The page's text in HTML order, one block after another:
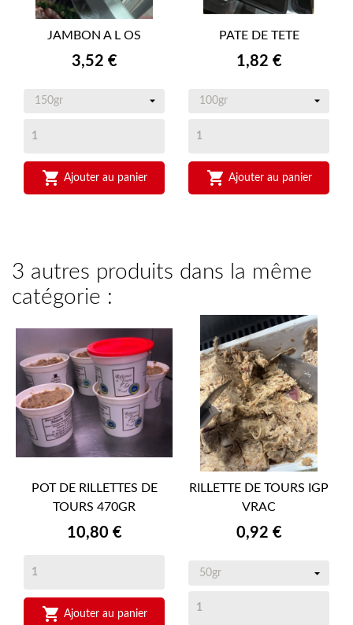
JAMBON A L OS
Prix
3,52 €
 Ajouter au panier
PATE DE TETE
Prix
1,82 €
 Ajouter au panier
3 autres produits dans la même
catégorie :
POT DE RILLETTES DE
TOURS 470GR
Prix
10,80 €
 Ajouter au panier
RILLETTE DE TOURS IGP
VRAC
Prix
0,92 €